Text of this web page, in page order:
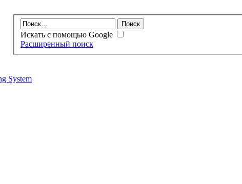
Искать с помощью Google
Расширенный поиск
System